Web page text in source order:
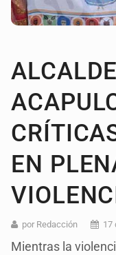
EN
por Redacción 17
Mientras la